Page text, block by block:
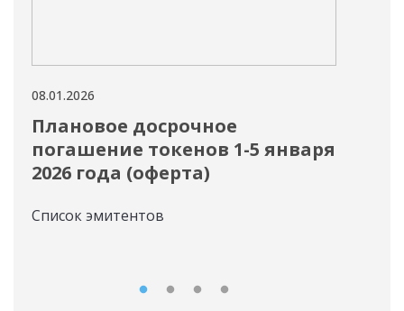
08.01.2026
Плановое досрочное
погашение токенов 1-5 января
2026 года (оферта)
Список эмитентов